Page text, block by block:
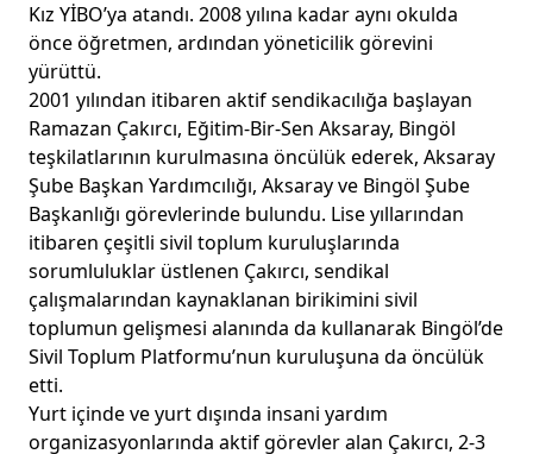
Kız YİBO’ya atandı. 2008 yılına kadar aynı okulda
önce öğretmen, ardından yöneticilik görevini
yürüttü.
2001 yılından itibaren aktif sendikacılığa başlayan
Ramazan Çakırcı, Eğitim-Bir-Sen Aksaray, Bingöl
teşkilatlarının kurulmasına öncülük ederek, Aksaray
Şube Başkan Yardımcılığı, Aksaray ve Bingöl Şube
Başkanlığı görevlerinde bulundu. Lise yıllarından
itibaren çeşitli sivil toplum kuruluşlarında
sorumluluklar üstlenen Çakırcı, sendikal
çalışmalarından kaynaklanan birikimini sivil
toplumun gelişmesi alanında da kullanarak Bingöl’de
Sivil Toplum Platformu’nun kuruluşuna da öncülük
etti.
Yurt içinde ve yurt dışında insani yardım
organizasyonlarında aktif görevler alan Çakırcı, 2-3